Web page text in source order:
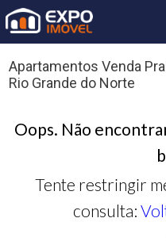
Apartamentos Venda
Rio Grande do Norte
Oops. Não
Tente restringir
consulta: